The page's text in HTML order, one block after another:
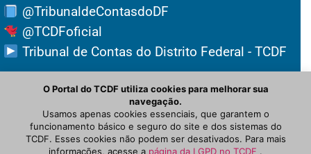
@TribunaldeContasdoDF
@TCDFoficial
Tribunal de Contas do Distrito Federal - TCDF
O Portal do TCDF utiliza cookies para melhorar sua
navegação.
Usamos apenas cookies essenciais, que garantem o
funcionamento básico e seguro do site e dos sistemas do
TCDF. Esses cookies não podem ser desativados. Para mais
informações, acesse a página da LGPD no TCDF .